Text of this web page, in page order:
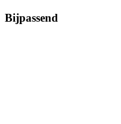
Bijpassend